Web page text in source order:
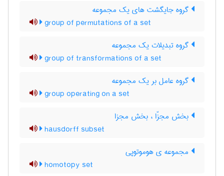
گروه جایگشت های یک مجموعه
group of permutations of a set
گروه تبدیلات یک مجموعه
group of transformations of a set
گروه عامل بر یک مجموعه
group operating on a set
بخش مجزّا ، بخش مجزا
hausdorff subset
مجموعه ی هوموتوپی
homotopy set